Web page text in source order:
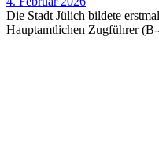
Die Stadt Jülich bildete
Hauptamtlichen Zugführer